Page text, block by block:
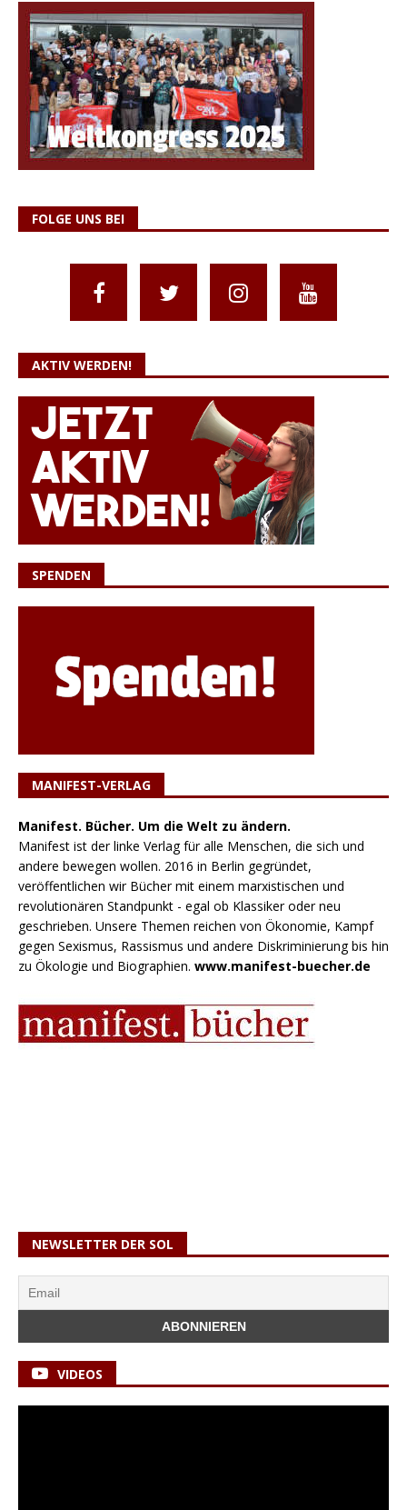
FOLGE UNS BEI
AKTIV WERDEN!
SPENDEN
MANIFEST-VERLAG
Manifest. Bücher. Um die Welt zu ändern.
Manifest ist der linke Verlag für alle Menschen, die sich und
andere bewegen wollen. 2016 in Berlin gegründet,
veröffentlichen wir Bücher mit einem marxistischen und
revolutionären Standpunkt - egal ob Klassiker oder neu
geschrieben. Unsere Themen reichen von Ökonomie, Kampf
gegen Sexismus, Rassismus und andere Diskriminierung bis hin
zu Ökologie und Biographien. www.manifest-buecher.de
NEWSLETTER DER SOL
VIDEOS